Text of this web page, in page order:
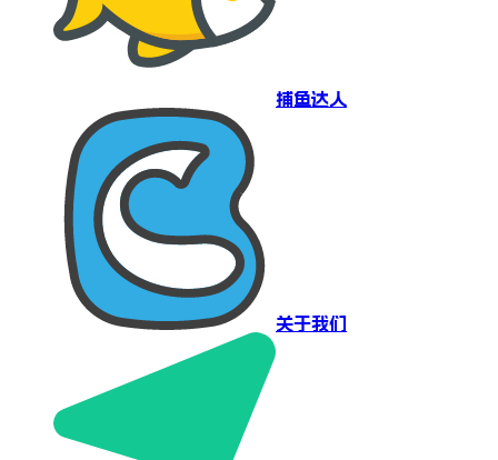
捕鱼达人
关于我们